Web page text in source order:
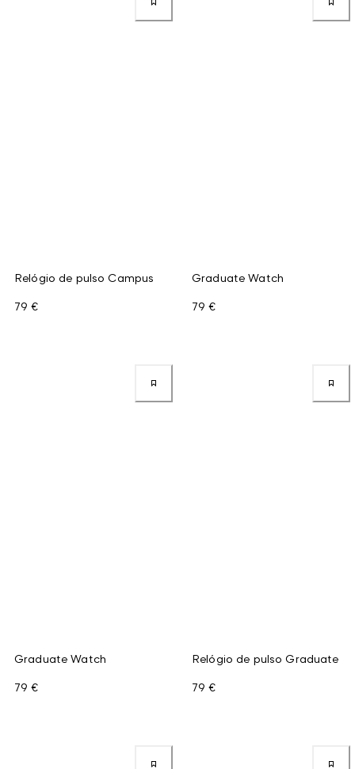
Relógio de pulso Campus
79 €
Graduate Watch
79 €
Graduate Watch
79 €
Relógio de pulso Graduate
79 €